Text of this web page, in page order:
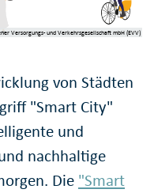
Versorgungs- und Verkehrsgesellschaft mbH (EVV)
von Städten
"Smart City"
und
nachhaltige
Die "Smart